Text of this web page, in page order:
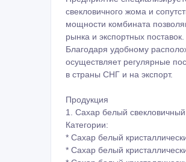
Дмитротарановский сахарный
Дмитротарановский
опытом переработки
сахара в России.
Комбинат расположен в
развитой сырьевой базой и
Предприятие
свекловичного жома и